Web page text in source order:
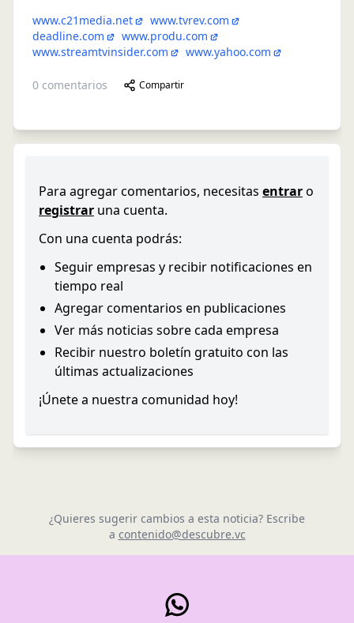
www.c21media.net
www.tvrev.com
deadline.com
www.produ.com
www.streamtvinsider.com
www.yahoo.com
0 comentarios Compartir
Para agregar comentarios, necesitas entraro
registrar una cuenta.
Con una cuenta podrás:
Seguir empresas y recibir notificaciones en
tiempo real
Agregar comentarios en publicaciones
Ver más noticias sobre cada empresa
Recibir nuestro boletín gratuito con las
últimas actualizaciones
¡Únete a nuestra comunidad hoy!
¿Quieres sugerir cambios a esta noticia? Escribe
a contenido@descubre.vc